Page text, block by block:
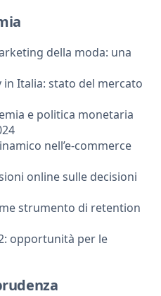
della moda: una
Italia: stato del mercato
e politica monetaria
nell’e-commerce
online sulle decisioni
strumento di retention
opportunità per le